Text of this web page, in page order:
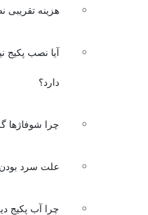
هزینه
آیا نصب پکیج
دارد؟
چرا شوفاژها
علت سرد بودن
چرا آب پکیج